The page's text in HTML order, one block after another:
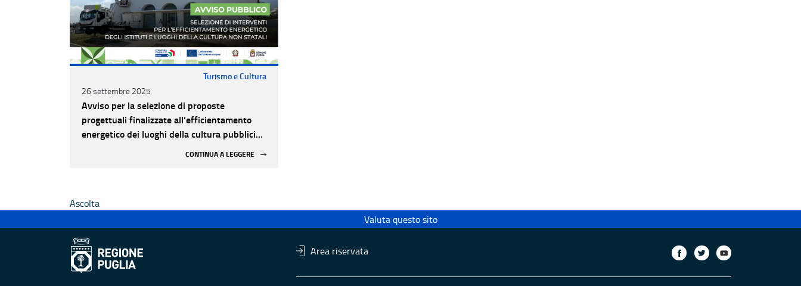
Turismo e Cultura
26 settembre 2025
Avviso per la selezione di proposte
progettuali finalizzate all’efficientamento
energetico dei luoghi della cultura pubblici
CONTINUA A LEGGERE
Ascolta
Valuta questo sito
Area riservata